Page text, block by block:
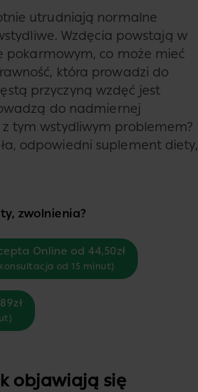
utrudniają normalne
Wzdęcia powstają w
co może mieć
która prowadzi do
przyczyną wzdęć jest
do nadmiernej
tym wstydliwym problemem?
odpowiedni suplement diety,
zwolnienia?
Online od 44,50zł
od 15 minut)
objawiają się